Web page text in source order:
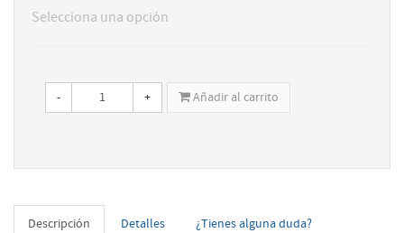
Selecciona una opción
- + Añadir al carrito
Descripción Detalles ¿Tienes alguna duda?